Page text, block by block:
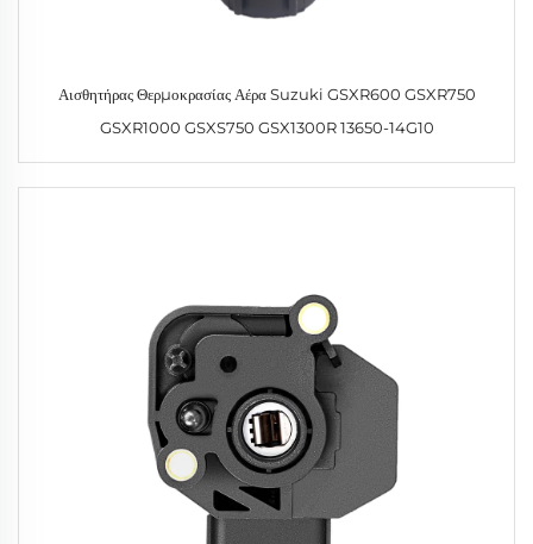
Αισθητήρας Θερμοκρασίας Αέρα Suzuki GSXR600 GSXR750
GSXR1000 GSXS750 GSX1300R 13650-14G10